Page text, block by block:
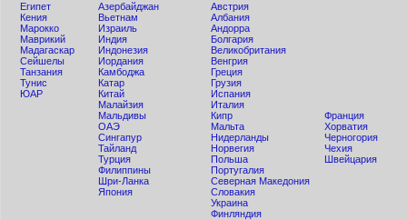
Египет
Кения
Мaрокко
Маврикий
Мадагаскар
Сейшелы
Танзания
Тунис
ЮАР
Азербайджан
Вьетнам
Израиль
Индия
Индонезия
Иордания
Камбоджа
Катар
Китай
Малайзия
Мальдивы
ОАЭ
Сингапур
Тайланд
Турция
Филиппины
Шри-Ланка
Япония
Австрия
Албания
Андорра
Болгария
Великобритания
Венгрия
Греция
Грузия
Испания
Италия
Кипр
Мальта
Нидерланды
Норвегия
Польша
Португалия
Северная Македония
Словакия
Украина
Финляндия
Франция
Хорватия
Черногория
Чехия
Швейцария